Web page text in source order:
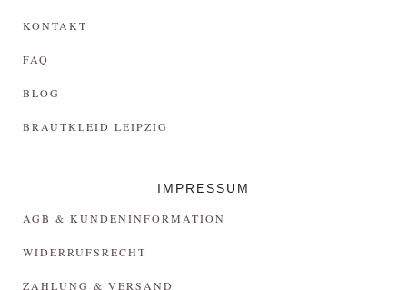
KONTAKT
FAQ
BLOG
BRAUTKLEID LEIPZIG
IMPRESSUM
AGB & KUNDENINFORMATION
WIDERRUFSRECHT
ZAHLUNG & VERSAND